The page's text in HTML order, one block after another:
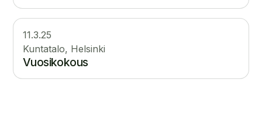
11.3.25
Kuntatalo, Helsinki
Vuosikokous